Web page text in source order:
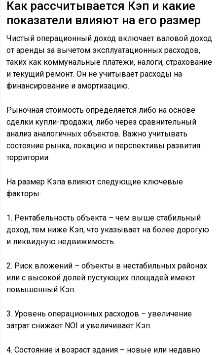
Как рассчитывается Кэп и какие
показатели влияют на его размер
Чистый операционный доход включает валовой доход
от аренды за вычетом эксплуатационных расходов,
таких как коммунальные платежи, налоги, страхование
и текущий ремонт. Он не учитывает расходы на
финансирование и амортизацию.
Рыночная стоимость определяется либо на основе
сделки купли-продажи, либо через сравнительный
анализ аналогичных объектов. Важно учитывать
состояние рынка, локацию и перспективы развития
территории.
На размер Кэпа влияют следующие ключевые
факторы:
1. Рентабельность объекта – чем выше стабильный
доход, тем ниже Кэп, что указывает на более дорогую
и ликвидную недвижимость.
2. Риск вложений – объекты в нестабильных районах
или с высокой долей пустующих площадей имеют
повышенный Кэп.
3. Уровень операционных расходов – увеличение
затрат снижает NOI и увеличивает Кэп.
4. Состояние и возраст здания – новые или недавно